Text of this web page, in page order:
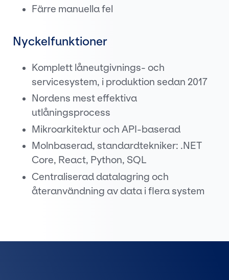
Färre manuella fel
Nyckelfunktioner
Komplett låneutgivnings- och
servicesystem, i produktion sedan 2017
Nordens mest effektiva
utlåningsprocess
Mikroarkitektur och API-baserad
Molnbaserad, standardtekniker: .NET
Core, React, Python, SQL
Centraliserad datalagring och
återanvändning av data i flera system